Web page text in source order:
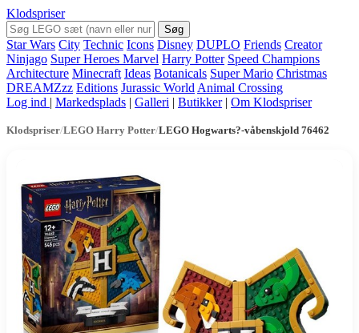
Klodspriser
Søg
Star Wars City Technic Icons Disney DUPLO Friends Creator
Ninjago Super Heroes Marvel Harry Potter Speed Champions
Architecture Minecraft Ideas Botanicals Super Mario Christmas
DREAMZzz Editions Jurassic World Animal Crossing
Log ind | Markedsplads | Galleri | Butikker | Om Klodspriser
Klodspriser/LEGO Harry Potter/LEGO Hogwarts?-våbenskjold 76462